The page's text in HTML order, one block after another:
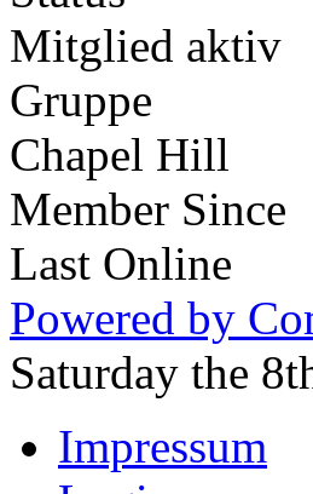
Mitglied aktiv
Gruppe
Chapel Hill
Member Since
Last Online
Powered by
Saturday the
Impressum